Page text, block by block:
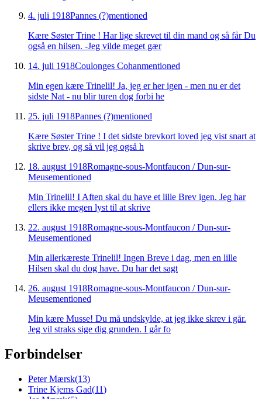
4. juli 1918Pannes (?)mentioned
Kære Søster Trine ! Har lige skrevet til din mand og så får Du
også en hilsen. -Jeg vilde meget gær
14. juli 1918Coulonges Cohanmentioned
Min egen kære Trinelil! Ja, jeg er her igen - men nu er det
sidste Nat - nu blir turen dog forbi he
25. juli 1918Pannes (?)mentioned
Kære Søster Trine ! I det sidste brevkort loved jeg vist snart at
skrive brev, og så vil jeg også h
18. august 1918Romagne-sous-Montfaucon / Dun-sur-
Meusementioned
Min Trinelil! I Aften skal du have et lille Brev igen. Jeg har
ellers ikke megen lyst til at skrive
22. august 1918Romagne-sous-Montfaucon / Dun-sur-
Meusementioned
Min allerkæreste Trinelil! Ingen Breve i dag, men en lille
Hilsen skal du dog have. Du har det sagt
26. august 1918Romagne-sous-Montfaucon / Dun-sur-
Meusementioned
Min kære Musse! Du må undskylde, at jeg ikke skrev i går.
Jeg vil straks sige dig grunden. I går fo
Forbindelser
Peter Mærsk(13)
Trine Kjems Gad(11)